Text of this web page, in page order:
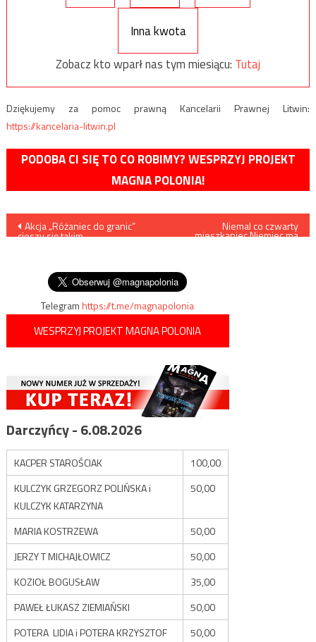
Inna kwota
Zobacz kto wparł nas tym miesiącu: Tutaj
Dziękujemy za pomoc prawną Kancelarii Prawnej Litwin:
https://kancelaria-litwin.pl
PODOBA CI SIĘ TO CO ROBIMY? WESPRZYJ PROJEKT
MAGNA POLONIA!
Nawigacja
Akcja „Różaniec do granic”
cieszy się takim
Niemal co czwarty
mieszkaniec Niemiec ma
Telegramhttps://t.me/magnapolonia
WESPRZYJ PROJEKT MAGNA POLONIA
Darczyńcy - 6.08.2026
KACPER STAROŚCIAK
100,00
KULCZYK GRZEGORZ POLIŃSKA i
KULCZYK KATARZYNA
50,00
MARIA KOSTRZEWA
50,00
JERZY T MICHAJŁOWICZ
50,00
KOZIOŁ BOGUSŁAW
35,00
PAWEŁ ŁUKASZ ZIEMIAŃSKI
50,00
POTERA LIDIA i POTERA KRZYSZTOF
50,00